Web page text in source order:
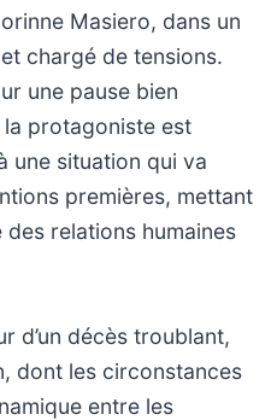
Masiero, dans un
chargé de tensions.
une pause bien
la protagoniste est
une situation qui va
premières, mettant
relations humaines
d’un décès troublant,
dont les circonstances
entre les